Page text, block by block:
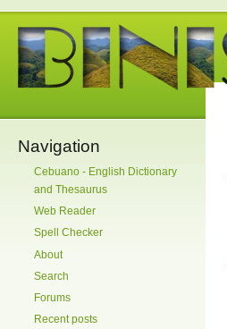
Navigation
Cebuano - English Dictionary
and Thesaurus
Web Reader
Spell Checker
About
Search
Forums
Recent posts